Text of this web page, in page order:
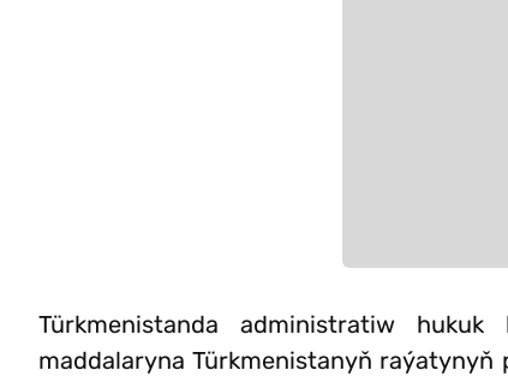
Türkmenistanda administratiw
maddalaryna Türkmenistanyň